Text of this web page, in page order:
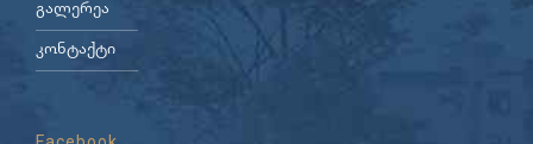
გალერეა
კონტაქტი